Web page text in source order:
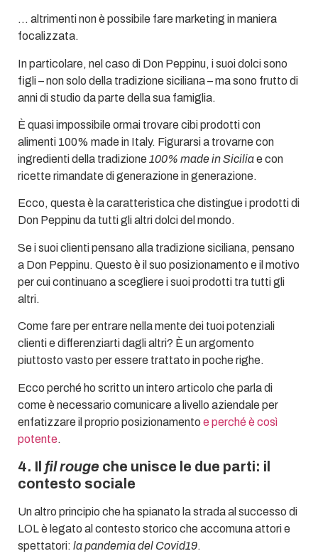
… altrimenti non è possibile fare marketing in maniera
focalizzata.
In particolare, nel caso di Don Peppinu, i suoi dolci sono
figli – non solo della tradizione siciliana – ma sono frutto di
anni di studio da parte della sua famiglia.
È quasi impossibile ormai trovare cibi prodotti con
alimenti 100% made in Italy. Figurarsi a trovarne con
ingredienti della tradizione100% made in Siciliae con
ricette rimandate di generazione in generazione.
Ecco, questa è la caratteristica che distingue i prodotti di
Don Peppinu da tutti gli altri dolci del mondo.
Se i suoi clienti pensano alla tradizione siciliana, pensano
a Don Peppinu. Questo è il suo posizionamento e il motivo
per cui continuano a scegliere i suoi prodotti tra tutti gli
altri.
Come fare per entrare nella mente dei tuoi potenziali
clienti e differenziarti dagli altri? È un argomento
piuttosto vasto per essere trattato in poche righe.
Ecco perché ho scritto un intero articolo che parla di
come è necessario comunicare a livello aziendale per
enfatizzare il proprio posizionamento e perché è così
potente.
4. Il fil rouge che unisce le due parti: il
contesto sociale
Un altro principio che ha spianato la strada al successo di
LOL è legato al contesto storico che accomuna attori e
spettatori: la pandemia del Covid19.